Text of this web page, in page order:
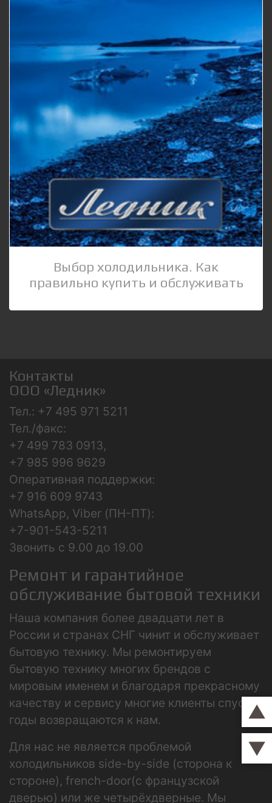
Выбор холодильника. Как
правильно купить и обслуживать
Контакты
ООО «Ледник»
Тел.: +7 495 971 5211
Тел./факс:
+7 499 783 0913,
+7 985 996 9629
Оперативная поддержки:
+7 916 609 9743
WhatsApp, Viber (ПН-ПТ):
+7-901-543-5211
Звонить с 9.00 до 19.00
Ремонт и гарантийное
обслуживание бытовой техники
Наша компания более двадцати лет в
России и странах СНГ чинит и обслуживает
бытовую технику. Мы ремонтируем
бытовую технику многих брендов с
мировым именем и благодаря прекрасному
качеству и сервису многие клиенты спустя
годы возвращаются к нам.
Для нас не является проблемой
холодильников side-by-side (сторона к
стороне), french-door(с французской
дверью) или же четырёхдверные. Мы
▲
▼